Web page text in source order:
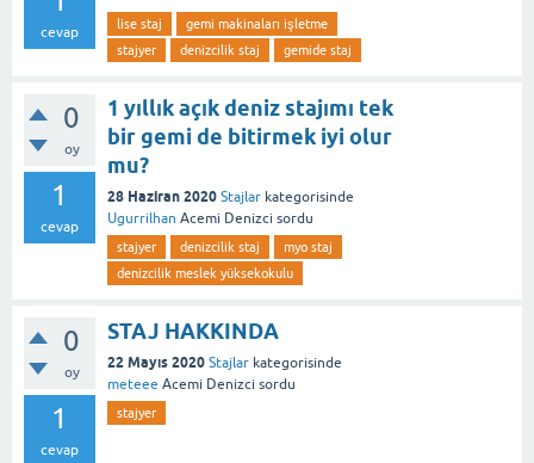
cevap lise staj
gemi makinaları işletme
stajyer
denizcilik staj gemide staj
0
oy
1
cevap
1 yıllık açık deniz stajımı tek
bir gemi de bitirmek iyi olur
mu?
28 Haziran 2020 Stajlar kategorisinde
Ugurrilhan Acemi Denizci sordu
stajyer denizcilik staj
myo staj
denizcilik meslek yüksekokulu
0
oy
1
cevap
STAJ HAKKINDA
22 Mayıs 2020 Stajlar kategorisinde
meteee Acemi Denizci sordu
stajyer